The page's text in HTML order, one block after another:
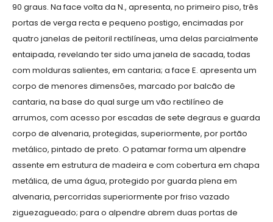
90 graus. Na face volta da N., apresenta, no primeiro piso, três
portas de verga recta e pequeno postigo, encimadas por
quatro janelas de peitoril rectilíneas, uma delas parcialmente
entaipada, revelando ter sido uma janela de sacada, todas
com molduras salientes, em cantaria; a face E. apresenta um
corpo de menores dimensões, marcado por balcão de
cantaria, na base do qual surge um vão rectilíneo de
arrumos, com acesso por escadas de sete degraus e guarda
corpo de alvenaria, protegidas, superiormente, por portão
metálico, pintado de preto. O patamar forma um alpendre
assente em estrutura de madeira e com cobertura em chapa
metálica, de uma água, protegido por guarda plena em
alvenaria, percorridas superiormente por friso vazado
ziguezagueado; para o alpendre abrem duas portas de